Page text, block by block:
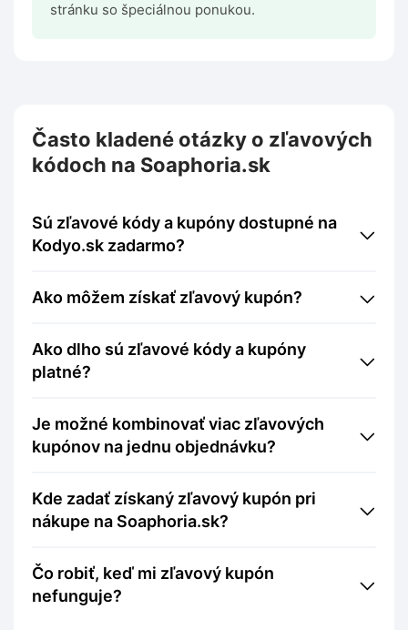
stránku so špeciálnou ponukou.
Často kladené otázky o zľavových
kódoch na Soaphoria.sk
Sú zľavové kódy a kupóny dostupné na
Kodyo.sk zadarmo?
Ako môžem získať zľavový kupón?
Ako dlho sú zľavové kódy a kupóny
platné?
Je možné kombinovať viac zľavových
kupónov na jednu objednávku?
Kde zadať získaný zľavový kupón pri
nákupe na Soaphoria.sk?
Čo robiť, keď mi zľavový kupón
nefunguje?